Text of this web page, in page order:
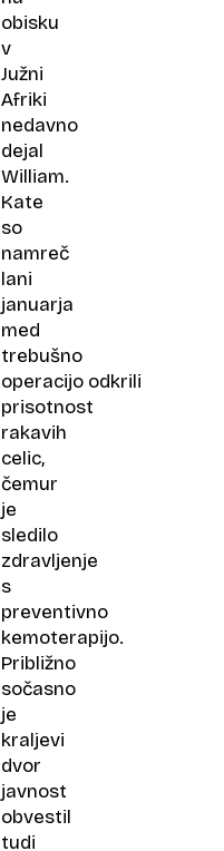
obisku
v
Južni
Afriki
nedavno
dejal
William.
Kate
so
namreč
lani
januarja
med
trebušno
operacijo odkrili
prisotnost
rakavih
celic,
čemur
je
sledilo
zdravljenje
s
preventivno
kemoterapijo.
Približno
sočasno
je
kraljevi
dvor
javnost
obvestil
tudi